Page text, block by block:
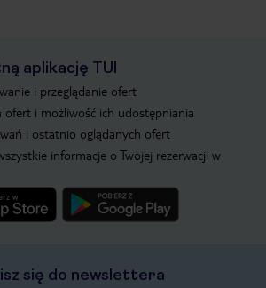
aplikację TUI
i przeglądanie ofert
ofert i możliwość ich udostępniania
i ostatnio oglądanych ofert
informacje o Twojej rezerwacji w
się do newslettera